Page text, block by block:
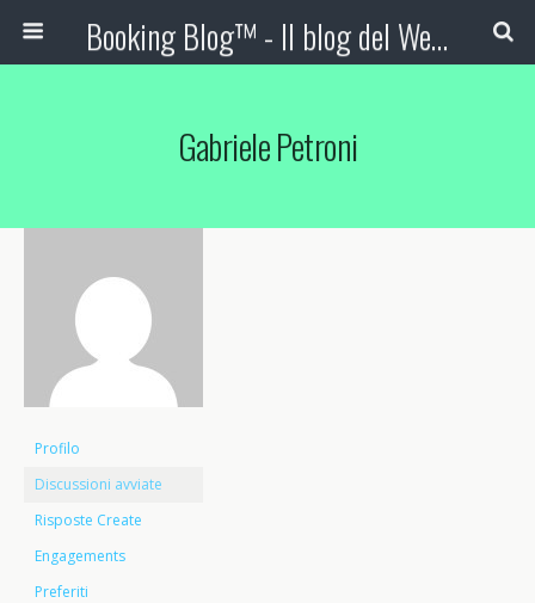
Booking Blog™ - Il blog del Web Marketing Turistico
Gabriele Petroni
Profilo
Discussioni avviate
Risposte Create
Engagements
Preferiti